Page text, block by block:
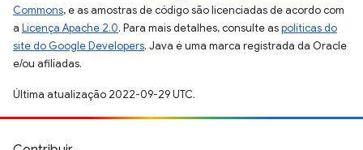
Commons, e as amostras de código são licenciadas de acordo com
a Licença Apache 2.0. Para mais detalhes, consulte aspolíticas do
site do Google Developers. Java é uma marca registrada da Oracle
e/ou afiliadas.
Última atualização 2022-09-29 UTC.